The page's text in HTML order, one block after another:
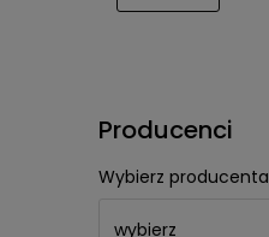
Producenci
Wybierz producenta